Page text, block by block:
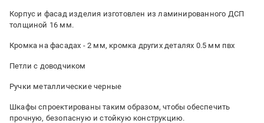
Корпус и фасад изделия изготовлен из ламинированного ДСП
толщиной 16 мм.
Кромка на фасадах - 2 мм, кромка других деталях 0.5 мм пвх
Петли с доводчиком
Ручки металлические черные
Шкафы спроектированы таким образом, чтобы обеспечить
прочную, безопасную и стойкую конструкцию.